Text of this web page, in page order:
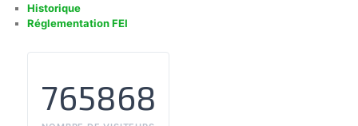
Historique
Réglementation FEI
765868